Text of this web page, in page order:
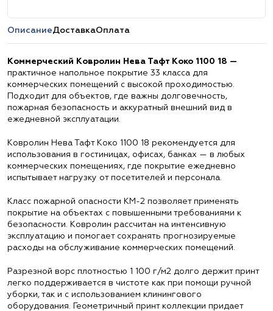
ОписаниеДоставкаОплата
Коммерческий Ковролин Нева Тафт Коко 1100 18 —
практичное напольное покрытие 33 класса для
коммерческих помещений с высокой проходимостью.
Подходит для объектов, где важны долговечность,
пожарная безопасность и аккуратный внешний вид в
ежедневной эксплуатации.
Ковролин Нева Тафт Коко 1100 18 рекомендуется для
использования в гостиницах, офисах, банках — в любых
коммерческих помещениях, где покрытие ежедневно
испытывает нагрузку от посетителей и персонала.
Класс пожарной опасности КМ-2 позволяет применять
покрытие на объектах с повышенными требованиями к
безопасности. Ковролин рассчитан на интенсивную
эксплуатацию и помогает сохранять прогнозируемые
расходы на обслуживание коммерческих помещений.
Разрезной ворс плотностью 1 100 г/м2 долго держит принт
легко поддерживается в чистоте как при помощи ручной
уборки, так и с использованием клинингового
оборудования. Геометричный принт коллекции придает